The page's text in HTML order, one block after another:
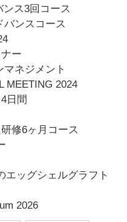
ス3回コース
バンスコース
ー
ネジメント
MEETING 2024
日間
修6ヶ月コース
エッグシェルグラフト
2026